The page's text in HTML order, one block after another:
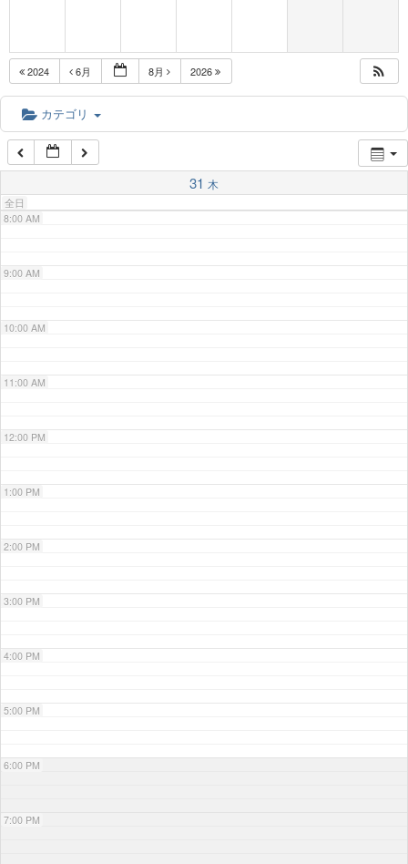
2024 6月 8月 2026
カテゴリ
31 木
全日
5:00 AM
6:00 AM
7:00 AM
8:00 AM
9:00 AM
10:00 AM
11:00 AM
12:00 PM
1:00 PM
2:00 PM
3:00 PM
4:00 PM
5:00 PM
6:00 PM
7:00 PM